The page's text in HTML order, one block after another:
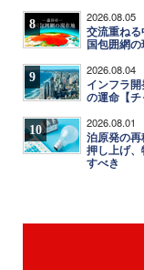
8 2026.08.05
交流重ね
国包囲網の
9 2026.08.04
インフラ
の運命【チ
10 2026.08.01
泊原発の
押し上げ
すべき